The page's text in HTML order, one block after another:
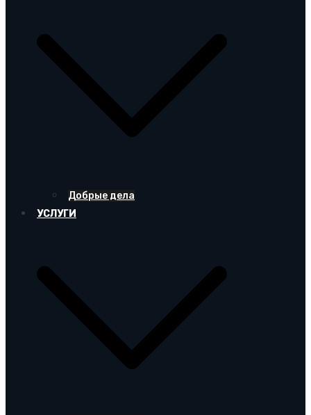
Добрые дела
УСЛУГИ